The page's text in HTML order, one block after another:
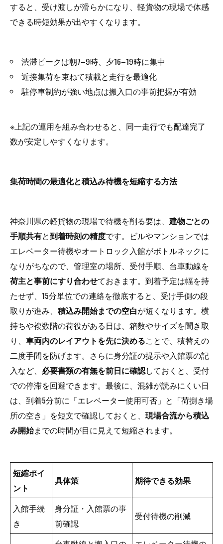
すると、受け渡しが滑らかになり、軽貨物の現場で体感
できる時短効果が出やすくなります。
渋滞ピークは朝7–9時、夕16–19時に集中
近接集荷を束ねて積載と走行を最適化
駐停車制約が強い地点は搬入口の事前把握が有効
※上記の運用を組み合わせると、同一走行でも配達完了
数が安定しやすくなります。
集荷時間の最適化と積込み待機を短縮する方法
神奈川県の軽貨物の現場で待機を削る要は、 建物ごとの
手順共有と到着時刻の精度です。ビルやマンションでは
エレベーター待機やオートロック入館がボトルネックに
なりがちなので、管理室の場所、受付手順、台車動線を
荷主と事前にすり合わせておきます。到着予定は幅を持
たせず、15分単位での連絡を徹底すると、受け手側の段
取りが進み、 積込み開始までの空白が短くなります。横
持ちや複数階の荷役がある日は、箱数やサイズを聞き取
り、 車両内のレイアウトを先に決めることで、積替えの
二度手間を防げます。さらに身分証の提示や入館票の記
入など、 必要書類の有無を前日に確認しておくと、受付
での停滞を回避できます。最後に、混雑が読みにくい日
は、到着5分前に「エレベーター使用可否」と「荷捌き場
所の空き」を短文で確認しておくと、 現場合流から積込
み開始までの時間が目に見えて短縮されます。
短縮ポイ
ント
具体策 期待できる効果
入館手続
き
身分証・入館票の事
前確認
受付待機の削減